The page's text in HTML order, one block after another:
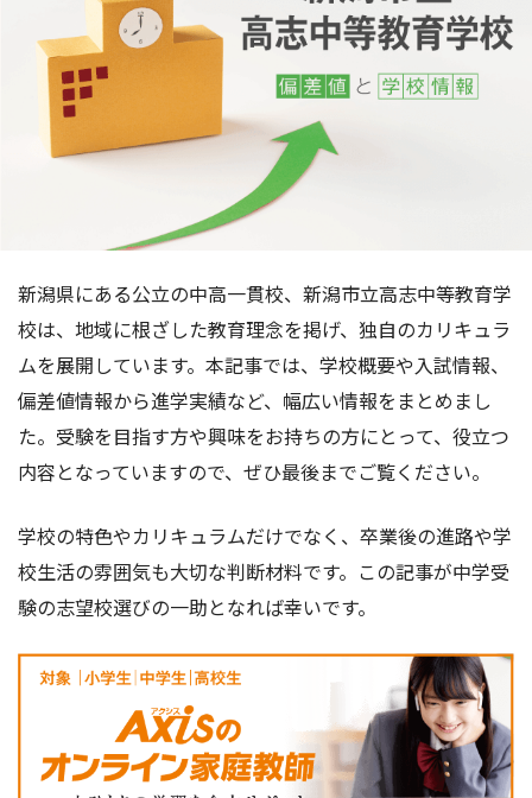
新潟県にある公立の中高一貫校、新潟市立高志中等教育学
校は、地域に根ざした教育理念を掲げ、独自のカリキュラ
ムを展開しています。本記事では、学校概要や入試情報、
偏差値情報から進学実績など、幅広い情報をまとめまし
た。受験を目指す方や興味をお持ちの方にとって、役立つ
内容となっていますので、ぜひ最後までご覧ください。
学校の特色やカリキュラムだけでなく、卒業後の進路や学
校生活の雰囲気も大切な判断材料です。この記事が中学受
験の志望校選びの一助となれば幸いです。